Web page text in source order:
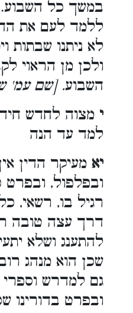
במשך כל השבוע.
ללמד לעם את
לא ניתנו שבתות
ולכן מן הראוי
השבוע. [שם עמ'
י מצוה לחדש
למד עד הנה
יא מעיקר הדין
ובפלפול,
רגיל בו, רשאי,
דרך עצה טובה
להתענג ושלא
שכן הוא מנהג
גם למדרש
ובפרט בדורינו